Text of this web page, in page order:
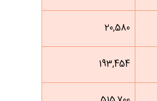
20,580
193,454